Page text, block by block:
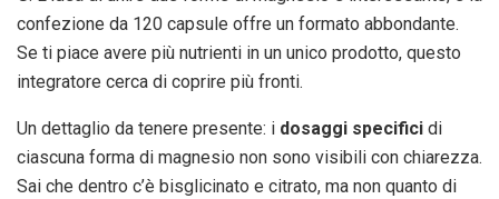
confezione da 120 capsule offre un formato abbondante.
Se ti piace avere più nutrienti in un unico prodotto, questo
integratore cerca di coprire più fronti.
Un dettaglio da tenere presente: i dosaggi specifici di
ciascuna forma di magnesio non sono visibili con chiarezza.
Sai che dentro c’è bisglicinato e citrato, ma non quanto di